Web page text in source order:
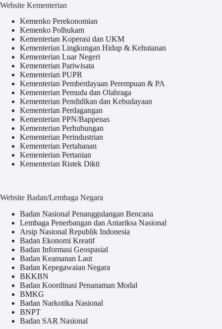
Website Kementerian
Kemenko Perekonomian
Kemenko Polhukam
Kementerian Koperasi dan UKM
Kementerian Lingkungan Hidup & Kehutanan
Kementerian Luar Negeri
Kementerian Pariwisata
Kementerian PUPR
Kementerian Pemberdayaan Perempuan & PA
Kementerian Pemuda dan Olahraga
Kementerian Pendidikan dan Kebudayaan
Kementerian Perdagangan
Kementerian PPN/Bappenas
Kementerian Perhubungan
Kementerian Perindustrian
Kementerian Pertahanan
Kementerian Pertanian
Kementerian Ristek Dikti
Website Badan/Lembaga Negara
Badan Nasional Penanggulangan Bencana
Lembaga Penerbangan dan Antariksa Nasional
Arsip Nasional Republik Indonesia
Badan Ekonomi Kreatif
Badan Informasi Geospasial
Badan Keamanan Laut
Badan Kepegawaian Negara
BKKBN
Badan Koordinasi Penanaman Modal
BMKG
Badan Narkotika Nasional
BNPT
Badan SAR Nasional